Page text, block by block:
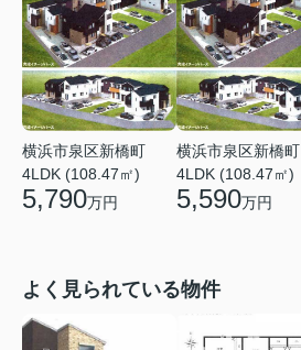
横浜市泉区新橋町
4LDK (108.47㎡)
5,790万円
横浜市泉区新橋町
4LDK (108.47㎡)
5,590万円
よく見られている物件